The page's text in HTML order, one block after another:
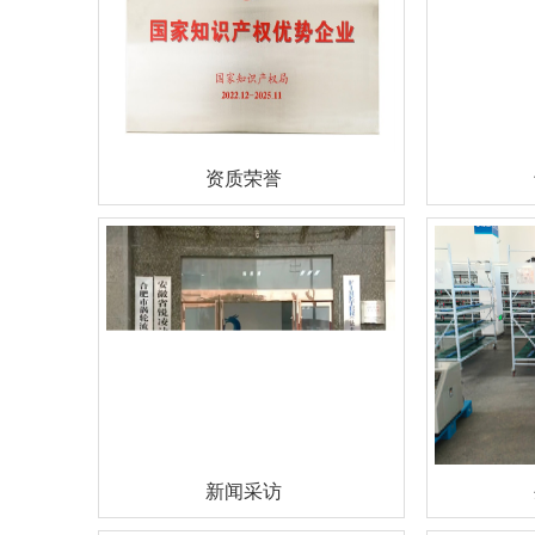
资质荣誉
新闻采访